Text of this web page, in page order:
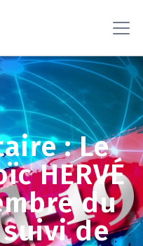
: Le
HERVÉ
du
de
des contenus et